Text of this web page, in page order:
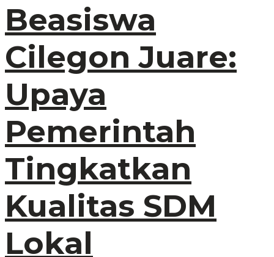
Beasiswa
Cilegon Juare:
Upaya
Pemerintah
Tingkatkan
Kualitas SDM
Lokal